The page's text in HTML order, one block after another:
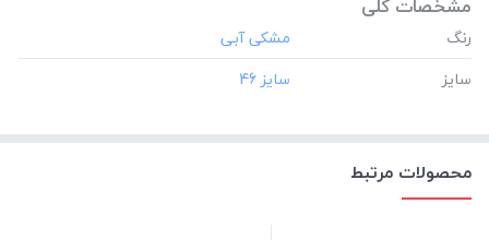
مشخصات کلی
رنگ
سایز
محصولات مرتبط